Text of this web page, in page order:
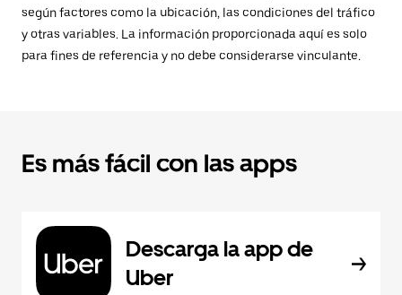
según factores como la ubicación, las condiciones del tráfico
y otras variables. La información proporcionada aquí es solo
para fines de referencia y no debe considerarse vinculante.
Es más fácil con las apps
Descarga la app de
Uber